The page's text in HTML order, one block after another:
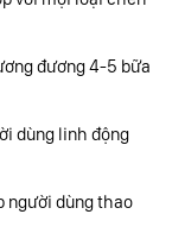
đương 4-5 bữa
dùng linh động
người dùng thao